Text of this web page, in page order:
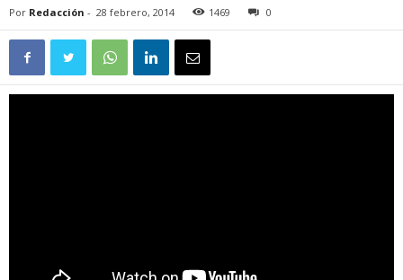
Por Redacción - 28 febrero, 2014 1469 0